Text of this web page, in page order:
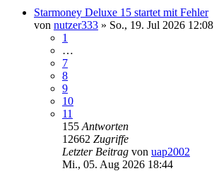
Starmoney Deluxe 15 startet mit Fehler
von nutzer333 » So., 19. Jul 2026 12:08
1
…
7
8
9
10
11
155 Antworten
12662 Zugriffe
Letzter Beitrag von uap2002
Mi., 05. Aug 2026 18:44